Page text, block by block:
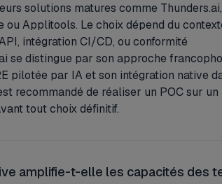
solutions matures comme Thunders.ai,
ou Applitools. Le choix dépend du
intégration CI/CD, ou conformité
se distingue par son approche
pilotée par IA et son intégration native
recommandé de réaliser un POC sur un
tout choix définitif.
amplifie-t-elle les capacités des